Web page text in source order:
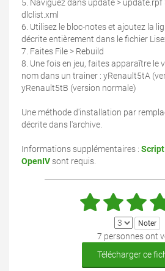
5. Naviguez dans update > update.rpf
dlclist.xml
6. Utilisez le bloc-notes et ajoutez la
décrite entièrement dans le fichier
7. Faites File > Rebuild
8. Une fois en jeu, faites apparaître le
nom dans un trainer : yRenault5tA
yRenault5tB (version normale)
Une méthode d'installation par
décrite dans l'archive.
Informations supplémentaires :
OpenIV sont requis.
7 personnes ont
Télécharger ce